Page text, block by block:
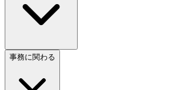
事務に関わる